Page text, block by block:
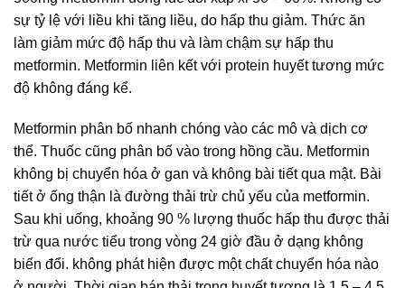
sự tỷ lệ với liều khi tăng liều, do hấp thu giảm. Thức ăn
làm giảm mức độ hấp thu và làm chậm sự hấp thu
metformin. Metformin liên kết với protein huyết tương mức
độ không đáng kể.
Metformin phân bố nhanh chóng vào các mô và dịch cơ
thể. Thuốc cũng phân bố vào trong hồng cầu. Metformin
không bị chuyển hóa ở gan và không bài tiết qua mật. Bài
tiết ở ống thận là đường thải trừ chủ yếu của metformin.
Sau khi uống, khoảng 90 % lượng thuốc hấp thu được thải
trừ qua nước tiểu trong vòng 24 giờ đầu ở dạng không
biến đổi. không phát hiện được một chất chuyển hóa nào